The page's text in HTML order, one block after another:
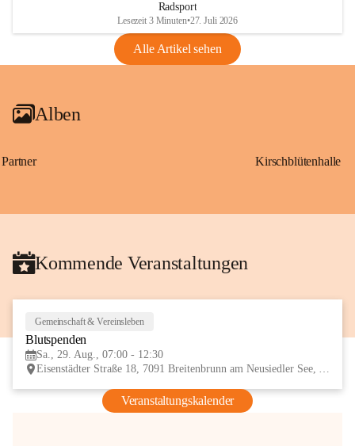
VBl. EU Nr. 18_2026
Radsport
Lesezeit 3 Minuten•27. Juli 2026
Alle Artikel sehen
Alben
Partner Kirschblütenhalle
Kommende Veranstaltungen
Gemeinschaft & Vereinsleben
Blutspenden
Sa., 29. Aug., 07:00 - 12:30
Eisenstädter Straße 18, 7091 Breitenbrunn am Neusiedler See, AUT
Veranstaltungskalender